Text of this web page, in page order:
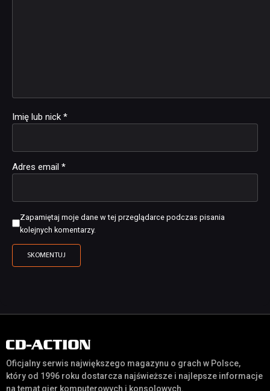
Imię lub nick *
Adres email *
Zapamiętaj moje dane w tej przeglądarce podczas pisania
kolejnych komentarzy.
Oficjalny serwis największego magazynu o grach w Polsce,
który od 1996 roku dostarcza najświeższe i najlepsze informacje
na temat gier komputerowych i konsolowych.